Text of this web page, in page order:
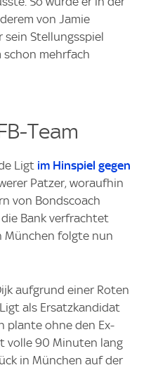
von Jamie
sein Stellungsspiel
mehrfach
Team
Ligt im Hinspiel gegen
Patzer, woraufhin
von Bondscoach
Bank verfrachtet
München folgte nun
aufgrund einer Roten
als Ersatzkandidat
plante ohne den Ex-
volle 90 Minuten lang
in München auf der